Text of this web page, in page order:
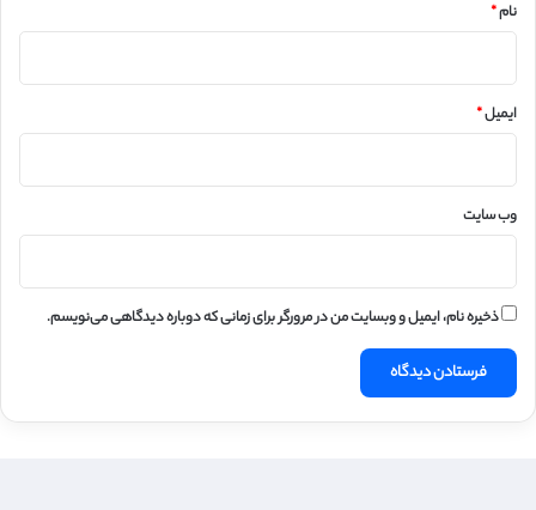
نام*
ایمیل*
وب‌ سایت
ذخیره نام، ایمیل و وبسایت من در مرورگر برای زمانی که دوباره دیدگاهی می‌نویسم.